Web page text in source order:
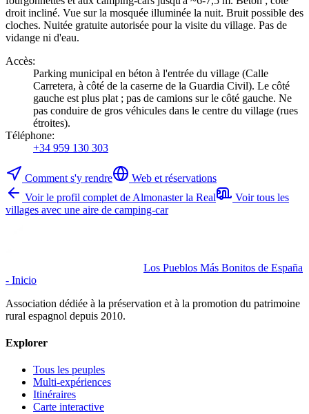
droit incliné. Vue sur la mosquée illuminée la nuit. Bruit possible des
cloches. Nuitée gratuite autorisée pour la visite du village. Pas de
vidange ni d'eau.
Accès:
Parking municipal en béton à l'entrée du village (Calle
Carretera, à côté de la caserne de la Guardia Civil). Le côté
gauche est plus plat ; pas de camions sur le côté gauche. Ne
pas conduire de gros véhicules dans le centre du village (rues
étroites).
Téléphone:
+34 959 130 303
Comment s'y rendre
Web et réservations
Voir le profil complet de Almonaster la Real
Voir tous les
villages avec une aire de camping-car
Los Pueblos Más Bonitos de España
- Inicio
Association dédiée à la préservation et à la promotion du patrimoine
rural espagnol depuis 2010.
Explorer
Tous les peuples
Multi-expériences
Itinéraires
Carte interactive